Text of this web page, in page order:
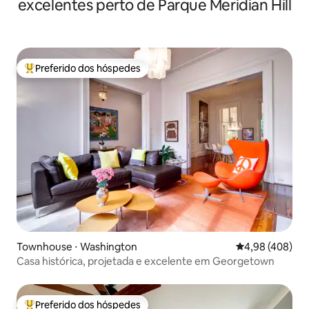
excelentes perto de Parque Meridian Hill
Entre os melhores preferidos dos hóspedes
Preferido dos hóspedes
Townhouse ⋅ Washington 4,98 de uma
4,98 (408)
Casa histórica, projetada e excelente em Georgetown
Preferido dos hóspedes